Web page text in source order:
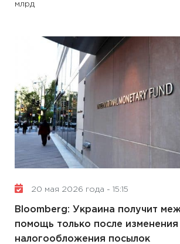
млрд
20 мая 2026 года - 15:15
Bloomberg: Украина получит
помощь только после изменения
налогообложения посылок